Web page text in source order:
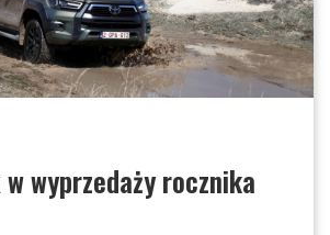
wyprzedaży rocznika